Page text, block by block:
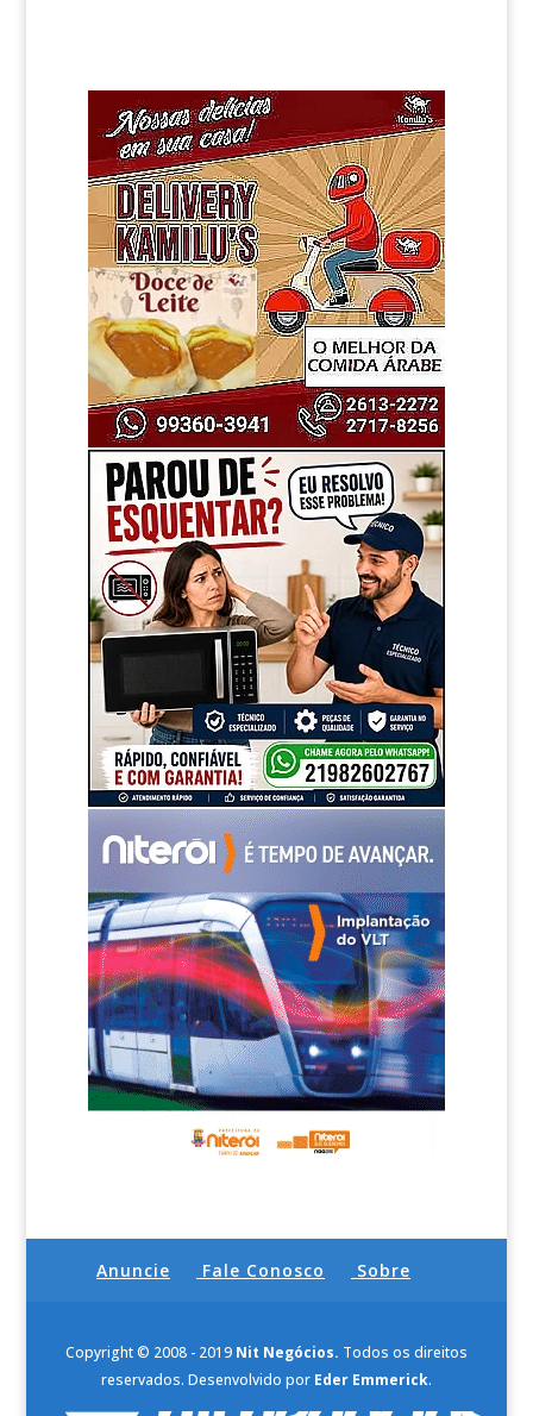
Anuncie Fale Conosco Sobre
Copyright © 2008 - 2019 Nit Negócios. Todos os direitos
reservados. Desenvolvido por Eder Emmerick.